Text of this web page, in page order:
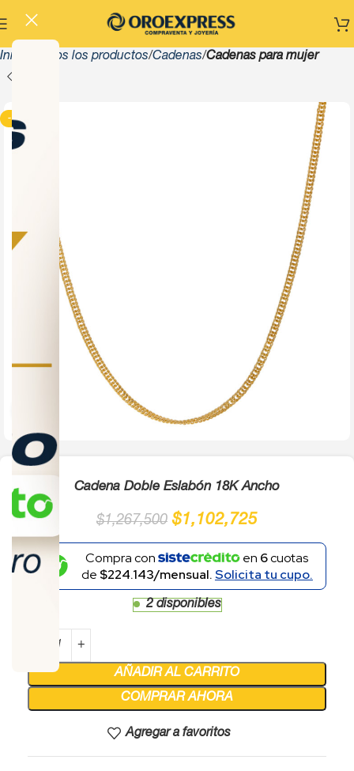
Inicio Todos los productos Cadenas Cadenas para mujer
-13%
Cadena Doble Eslabón 18K Ancho
$1,267,500 $1,102,725
Compra con en 6cuotas
de $224.143/mensual.Solicita tu cupo.
2 disponibles
AÑADIR AL CARRITO
COMPRAR AHORA
Agregar a favoritos